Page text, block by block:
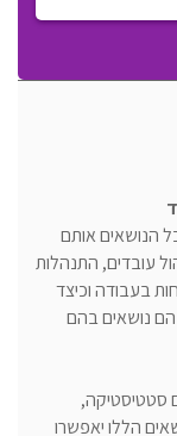
הנושאים אותם
עובדים, התנהלות
בעבודה וכיצד
נושאים בהם
סטטיסטיקה,
הללו יאפשרו